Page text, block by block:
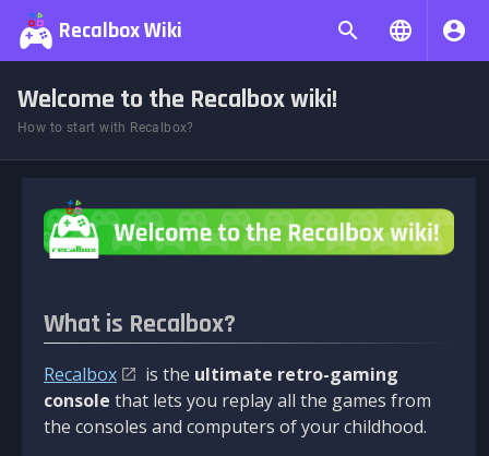
Recalbox Wiki
Welcome to the Recalbox wiki!
How to start with Recalbox?
What is Recalbox?
Recalbox is the ultimate retro-gaming
console that lets you replay all the games from
the consoles and computers of your childhood.